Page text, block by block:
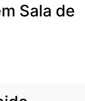
Sala de